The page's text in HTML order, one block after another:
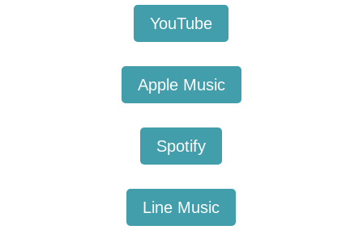
YouTube
Apple Music
Spotify
Line Music